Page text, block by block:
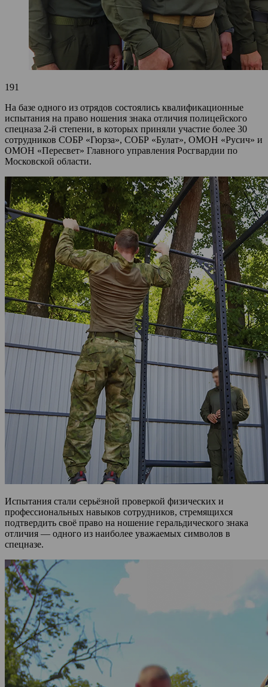
191
На базе одного из отрядов состоялись квалификационные
испытания на право ношения знака отличия полицейского
спецназа 2‑й степени, в которых приняли участие более 30
сотрудников СОБР «Гюрза», СОБР «Булат», ОМОН «Русич» и
ОМОН «Пересвет» Главного управления Росгвардии по
Московской области.
Испытания стали серьёзной проверкой физических и
профессиональных навыков сотрудников, стремящихся
подтвердить своё право на ношение геральдического знака
отличия — одного из наиболее уважаемых символов в
спецназе.